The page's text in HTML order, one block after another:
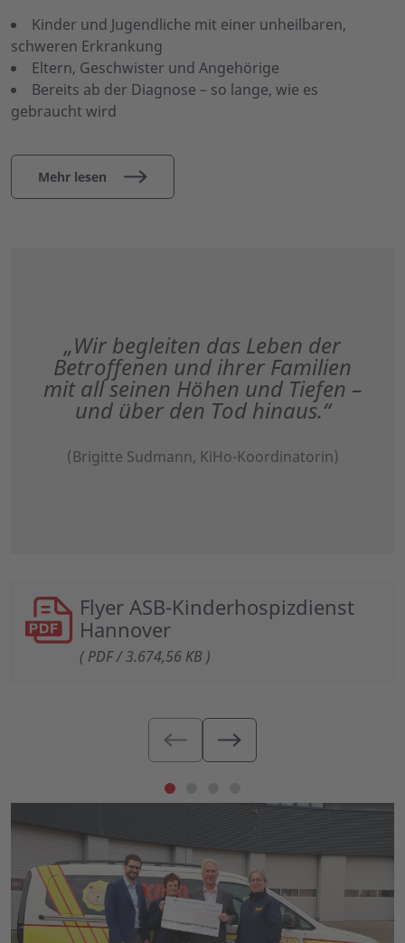
Kinder und Jugendliche mit einer unheilbaren,
schweren Erkrankung
Eltern, Geschwister und Angehörige
Bereits ab der Diagnose – so lange, wie es
gebraucht wird
Mehr lesen
„Wir begleiten das Leben der
Betroffenen und ihrer Familien
mit all seinen Höhen und Tiefen –
und über den Tod hinaus.“
(Brigitte Sudmann, KiHo-Koordinatorin)
Flyer ASB-Kinderhospizdienst
Hannover
( PDF / 3.674,56 KB )